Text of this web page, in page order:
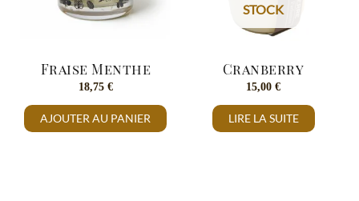
Fraise Menthe
18,75 €
AJOUTER AU PANIER
STOCK
Cranberry
15,00€
LIRE LA SUITE